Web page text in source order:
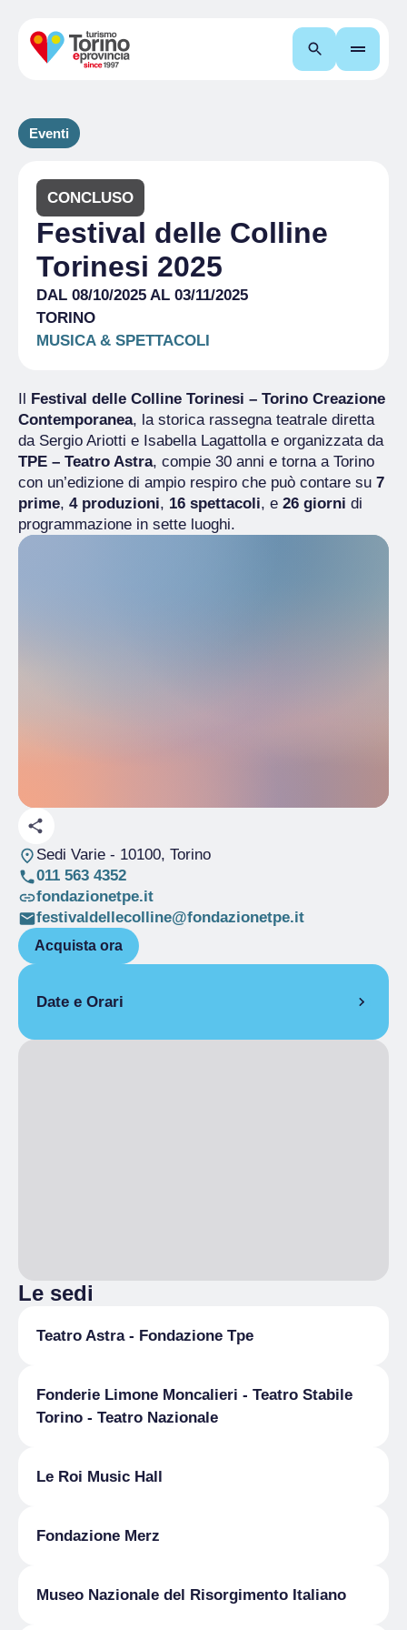
Cerca
Eventi
CONCLUSO
Festival delle Colline
Torinesi 2025
DAL 08/10/2025 AL 03/11/2025
TORINO
MUSICA & SPETTACOLI
Il Festival delle Colline Torinesi – Torino Creazione
Contemporanea, la storica rassegna teatrale diretta
da Sergio Ariotti e Isabella Lagattolla e organizzata da
TPE – Teatro Astra, compie 30 anni e torna a Torino
con un’edizione di ampio respiro che può contare su 7
prime, 4 produzioni, 16 spettacoli, e 26 giorni di
programmazione in sette luoghi.
Sedi Varie- 10100, Torino
011 563 4352
fondazionetpe.it
festivaldellecolline@fondazionetpe.it
Acquista ora
Date e Orari
Le sedi
Teatro Astra - Fondazione Tpe
Fonderie Limone Moncalieri - Teatro Stabile
Torino - Teatro Nazionale
Le Roi Music Hall
Fondazione Merz
Museo Nazionale del Risorgimento Italiano